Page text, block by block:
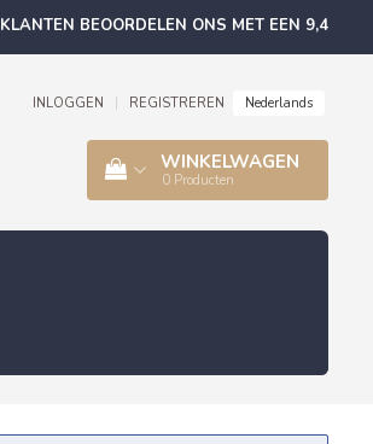
KLANTEN BEOORDELEN ONS MET EEN 9,4
INLOGGEN REGISTREREN Nederlands
WINKELWAGEN
0 Producten